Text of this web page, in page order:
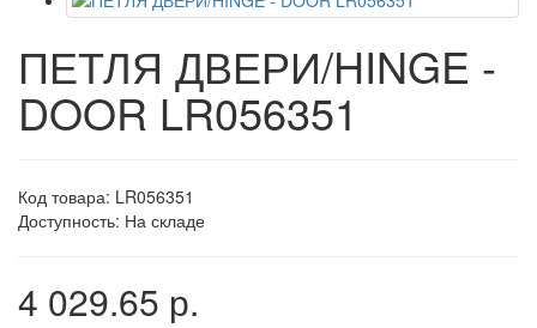
ПЕТЛЯ ДВЕРИ/HINGE -
DOOR LR056351
Код товара: LR056351
Доступность: На складе
4 029.65 р.